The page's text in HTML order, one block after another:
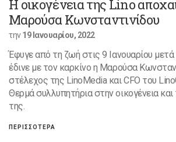
Η οικογένεια της Lino
Μαρούσα Κωνσταντινίδου
την19 Ιανουαρίου, 2022
Έφυγε από τη ζωή στις 9 Ιανουαρίου
έδινε με τον καρκίνο η Μαρούσα
στέλεχος της LinoMedia και CFO του
Θερμά συλλυπητήρια στην οικογένεια
της.
ΠΕΡΙΣΣΟΤΕΡΑ